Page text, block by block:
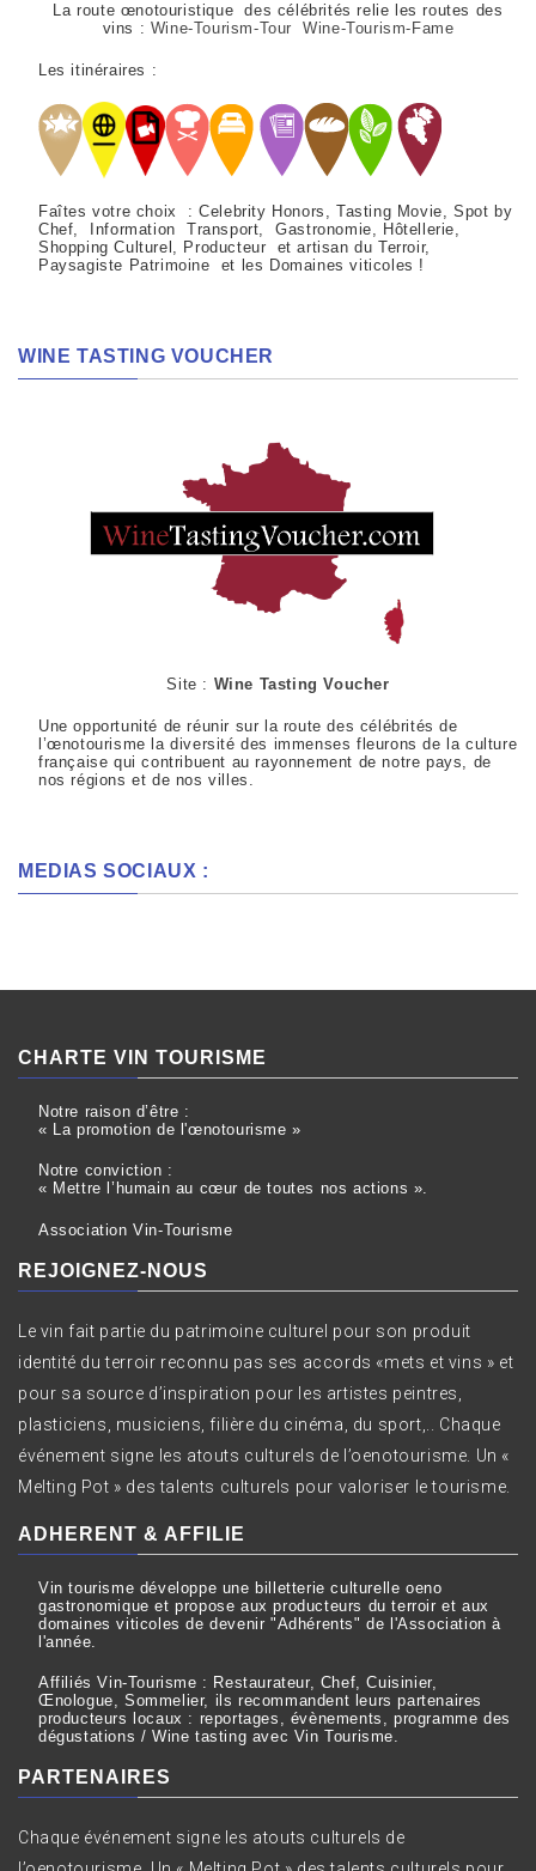
La route œnotouristique des célébrités relie les routes des
vins : Wine-Tourism-Tour Wine-Tourism-Fame
Les itinéraires :
Faîtes votre choix : Celebrity Honors, Tasting Movie, Spot by
Chef, Information Transport, Gastronomie, Hôtellerie,
Shopping Culturel, Producteur et artisan du Terroir,
Paysagiste Patrimoine et les Domaines viticoles !
WINE TASTING VOUCHER
Site : Wine Tasting Voucher
Une opportunité de réunir sur la route des célébrités de
l’œnotourisme la diversité des immenses fleurons de la culture
française qui contribuent au rayonnement de notre pays, de
nos régions et de nos villes.
MEDIAS SOCIAUX :
CHARTE VIN TOURISME
Notre raison d’être :
« La promotion de l'œnotourisme »
Notre conviction :
« Mettre l’humain au cœur de toutes nos actions ».
Association Vin-Tourisme
REJOIGNEZ-NOUS
Le vin fait partie du patrimoine culturel pour son produit
identité du terroir reconnu pas ses accords «mets et vins » et
pour sa source d’inspiration pour les artistes peintres,
plasticiens, musiciens, filière du cinéma, du sport,.. Chaque
événement signe les atouts culturels de l’oenotourisme. Un «
Melting Pot » des talents culturels pour valoriser le tourisme.
ADHERENT & AFFILIE
Vin tourisme développe une billetterie culturelle oeno
gastronomique et propose aux producteurs du terroir et aux
domaines viticoles de devenir "Adhérents" de l'Association à
l'année.
Affiliés Vin-Tourisme : Restaurateur, Chef, Cuisinier,
Œnologue, Sommelier, ils recommandent leurs partenaires
producteurs locaux : reportages, évènements, programme des
dégustations / Wine tasting avec Vin Tourisme.
PARTENAIRES
Chaque événement signe les atouts culturels de